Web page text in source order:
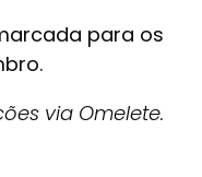
para os
via Omelete.